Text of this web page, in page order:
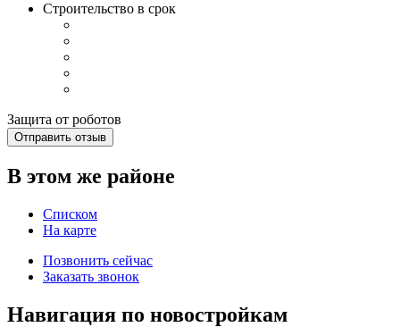
Строительство в срок
Защита от роботов
Отправить отзыв
В этом же районе
Списком
На карте
Позвонить сейчас
Заказать звонок
Навигация по новостройкам